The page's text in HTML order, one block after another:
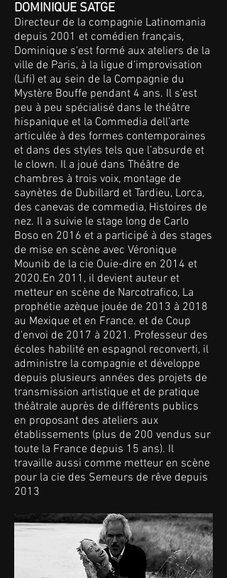
DOMINIQUE SATGE
Directeur de la compagnie Latinomania
depuis 2001 et comédien français,
Dominique s'est formé aux ateliers de la
ville de Paris, à la ligue d’improvisation
(Lifi) et au sein de la Compagnie du
Mystère Bouffe pendant 4 ans. Il s’est
peu à peu spécialisé dans le théâtre
hispanique et la Commedia dell’arte
articulée à des formes contemporaines
et dans des styles tels que l’absurde et
le clown. Il a joué dans Théâtre de
chambres à trois voix, montage de
saynètes de Dubillard et Tardieu, Lorca,
des canevas de commedia, Histoires de
nez. Il a suivie le stage long de Carlo
Boso en 2016 et a participé à des stages
de mise en scène avec Véronique
Mounib de la cie Ouie-dire en 2014 et
2020.En 2011, il devient auteur et
metteur en scène de Narcotrafico, La
prophétie azèque jouée de 2013 à 2018
au Mexique et en France. et de Coup
d'envoi de 2017 à 2021. Professeur des
écoles habilité en espagnol reconverti, il
administre la compagnie et développe
depuis plusieurs années des projets de
transmission artistique et de pratique
théâtrale auprès de différents publics
en proposant des ateliers aux
établissements (plus de 200 vendus sur
toute la France depuis 15 ans). Il
travaille aussi comme metteur en scène
pour la cie des Semeurs de rêve depuis
2013